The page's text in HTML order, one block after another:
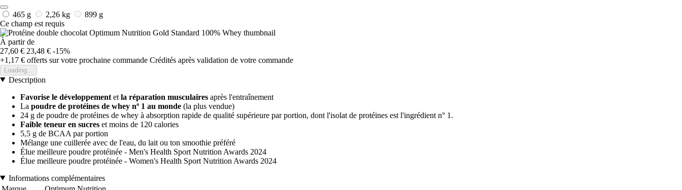
465 g 2,26 kg
899 g
Ce champ est requis
À partir de
27,60 € 23,48 € -15%
+1,17 € offerts sur votre prochaine commande Crédités après validation de votre commande
Loading...
Description
Favorise le développement et la réparation musculaires après l'entraînement
La poudre de protéines de whey nº 1 au monde (la plus vendue)
24 g de poudre de protéines de whey à absorption rapide de qualité supérieure par portion, dont l'isolat de protéines est l'ingrédient n° 1.
Faible teneur en sucres et moins de 120 calories
5,5 g de BCAA par portion
Mélange une cuillerée avec de l'eau, du lait ou ton smoothie préféré
Élue meilleure poudre protéinée - Men's Health Sport Nutrition Awards 2024
Élue meilleure poudre protéinée - Women's Health Sport Nutrition Awards 2024
Informations complémentaires